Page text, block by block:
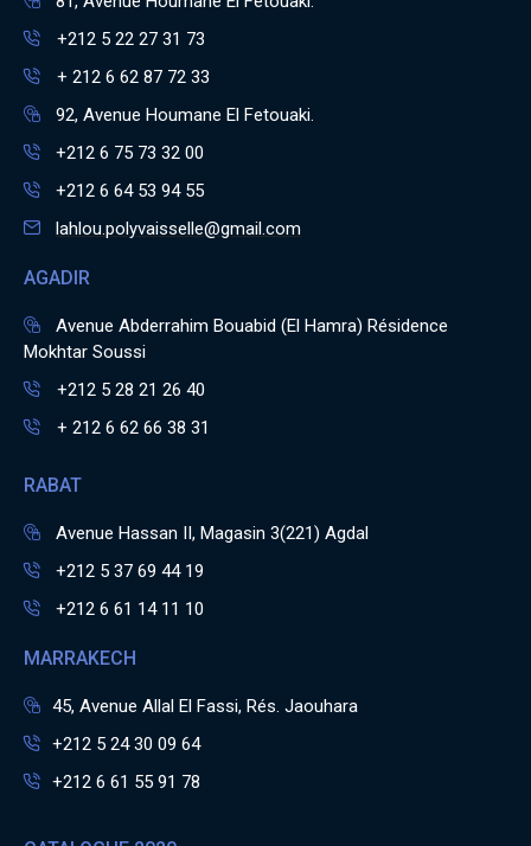
+212 5 22 27 31 73
+ 212 6 62 87 72 33
92, Avenue Houmane El Fetouaki.
+212 6 75 73 32 00
+212 6 64 53 94 55
lahlou.polyvaisselle@gmail.com
AGADIR
Avenue Abderrahim Bouabid (El Hamra) Résidence
Mokhtar Soussi
+212 5 28 21 26 40
+ 212 6 62 66 38 31
RABAT
Avenue Hassan II, Magasin 3(221) Agdal
+212 5 37 69 44 19
+212 6 61 14 11 10
MARRAKECH
45, Avenue Allal El Fassi, Rés. Jaouhara
+212 5 24 30 09 64
+212 6 61 55 91 78